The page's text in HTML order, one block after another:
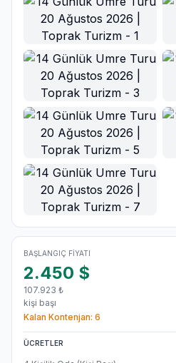
Ana Görsel
BAŞLANGIÇ FIYATI
2.450 $
107.923 ₺
kişi başı
Kalan Kontenjan: 6
ÜCRETLER